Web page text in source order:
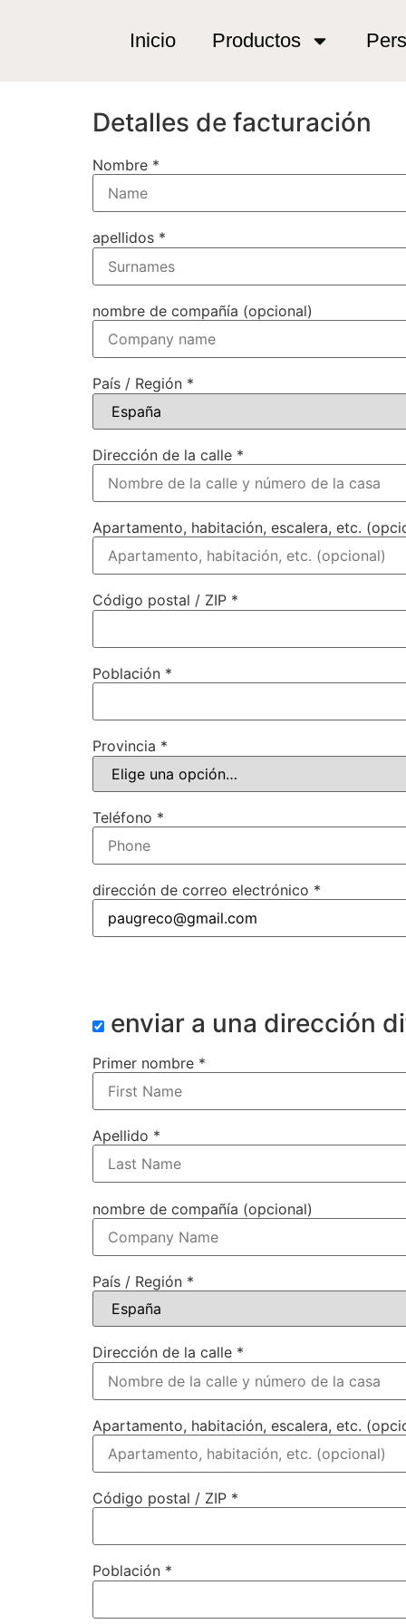
Inicio Productos
Detalles de facturación
Nombre *
apellidos *
nombre de compañía (opcional)
País / Región *
Dirección de la calle *
Apartamento, habitación, escalera, etc.
Código postal / ZIP *
Población *
Provincia *
Teléfono *
dirección de correo electrónico *
enviar a una dirección
Primer nombre *
Apellido *
nombre de compañía (opcional)
País / Región *
Dirección de la calle *
Apartamento, habitación, escalera, etc.
Código postal / ZIP *
Población *